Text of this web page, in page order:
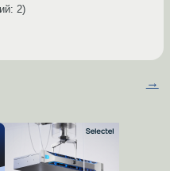
2)
→